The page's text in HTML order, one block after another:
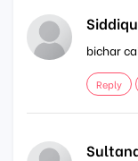
bichar
Reply